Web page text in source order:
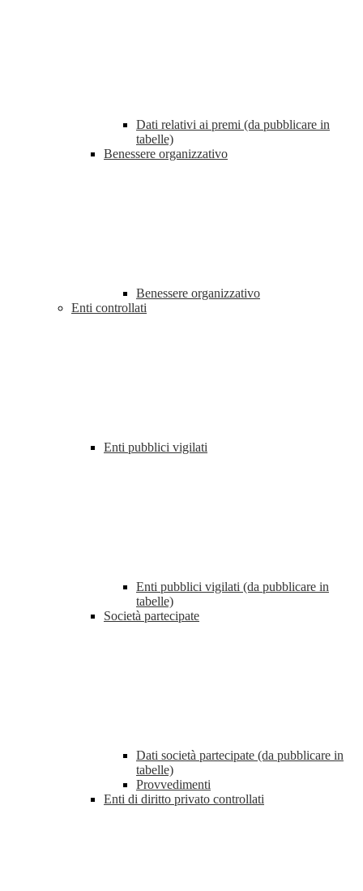
Dati relativi ai premi (da pubblicare in
tabelle)
Benessere organizzativo
Benessere organizzativo
Enti controllati
Enti pubblici vigilati
Enti pubblici vigilati (da pubblicare in
tabelle)
Società partecipate
Dati società partecipate (da pubblicare in
tabelle)
Provvedimenti
Enti di diritto privato controllati